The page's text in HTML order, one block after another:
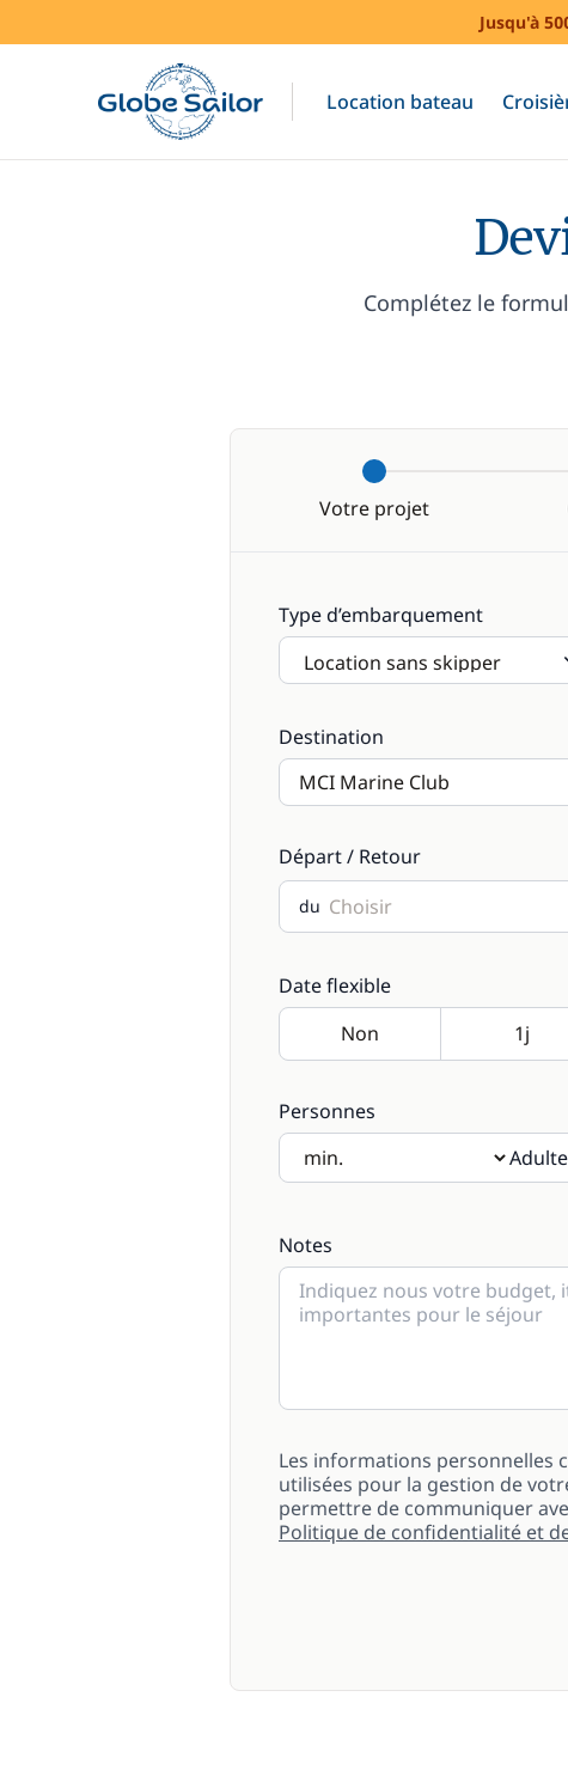
Jusqu'à
Location bateau
Complétez le
Votre projet
Type d’embarquement
Destination
Départ / Retour
du
Date flexible
Personnes
Notes
Les informations personnelles
utilisées pour la gestion de
permettre de communiquer
Politique de confidentialité et